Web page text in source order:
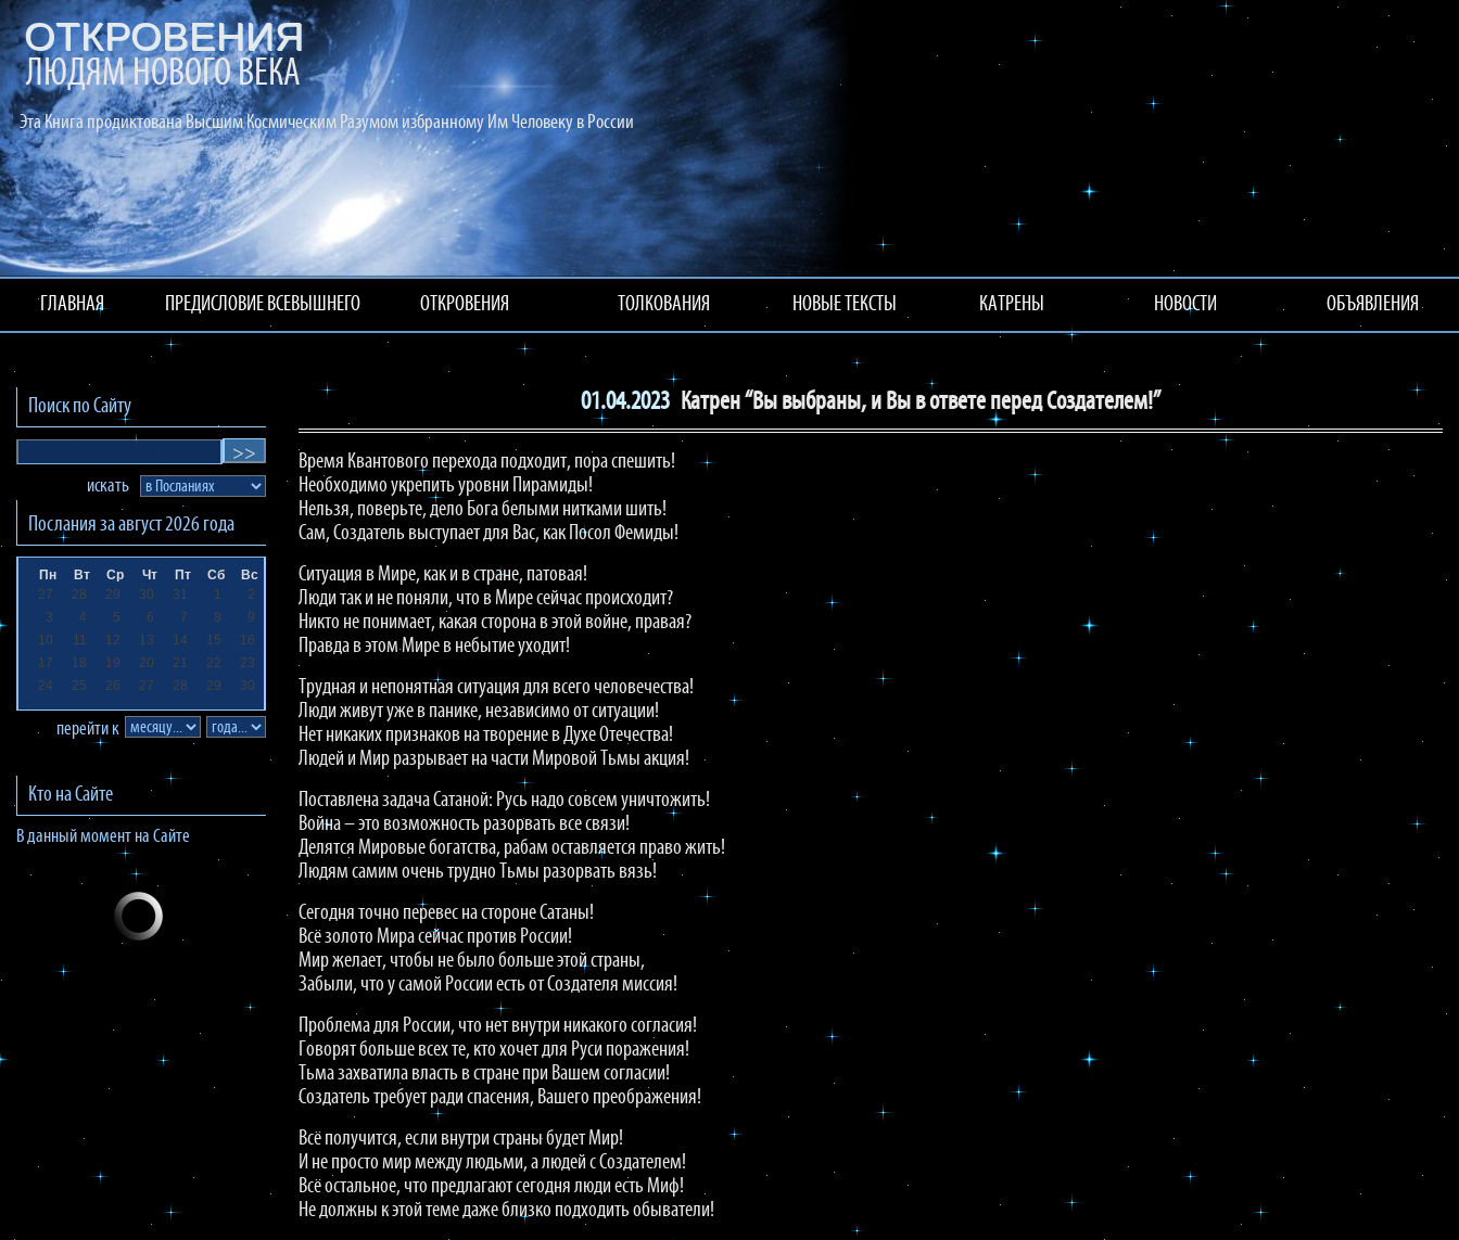
ОТКРОВЕНИЯ
ЛЮДЯМ НОВОГО ВЕКА
Эта Книга продиктована Высшим Космическим Разумом избранному Им Человеку в России
ГЛАВНАЯ ПРЕДИСЛОВИЕ ВСЕВЫШНЕГО ОТКРОВЕНИЯ ТОЛКОВАНИЯ НОВЫЕ ТЕКСТЫ КАТРЕНЫ НОВОСТИ ОБЪЯВЛЕНИЯ
Поиск по Сайту
искать
Послания заавгуст 2026 года
Пн Вт Ср Чт Пт Сб
Вс
27
28 29 30 31 1
2
3
4 5 6 7 8
9
10
11 12 13 14 15
16
17
18 19 20 21 22
23
24
25 26 27 28 29 30
перейти к
Кто на Сайте
В данный момент на Сайте
01.04.2023 Катрен “Вы выбраны, и Вы в ответе перед Создателем!”
Время Квантового перехода подходит, пора спешить!
Необходимо укрепить уровни Пирамиды!
Нельзя, поверьте, дело Бога белыми нитками шить!
Сам, Создатель выступает для Вас, как Посол Фемиды!
Ситуация в Мире, как и в стране, патовая!
Люди так и не поняли, что в Мире сейчас происходит?
Никто не понимает, какая сторона в этой войне, правая?
Правда в этом Мире в небытие уходит!
Трудная и непонятная ситуация для всего человечества!
Люди живут уже в панике, независимо от ситуации!
Нет никаких признаков на творение в Духе Отечества!
Людей и Мир разрывает на части Мировой Тьмы акция!
Поставлена задача Сатаной: Русь надо совсем уничтожить!
Война – это возможность разорвать все связи!
Делятся Мировые богатства, рабам оставляется право жить!
Людям самим очень трудно Тьмы разорвать вязь!
Сегодня точно перевес на стороне Сатаны!
Всё золото Мира сейчас против России!
Мир желает, чтобы не было больше этой страны,
Забыли, что у самой России есть от Создателя миссия!
Проблема для России, что нет внутри никакого согласия!
Говорят больше всех те, кто хочет для Руси поражения!
Тьма захватила власть в стране при Вашем согласии!
Создатель требует ради спасения, Вашего преображения!
Всё получится, если внутри страны будет Мир!
И не просто мир между людьми, а людей с Создателем!
Всё остальное, что предлагают сегодня люди есть Миф!
Не должны к этой теме даже близко подходить обыватели!